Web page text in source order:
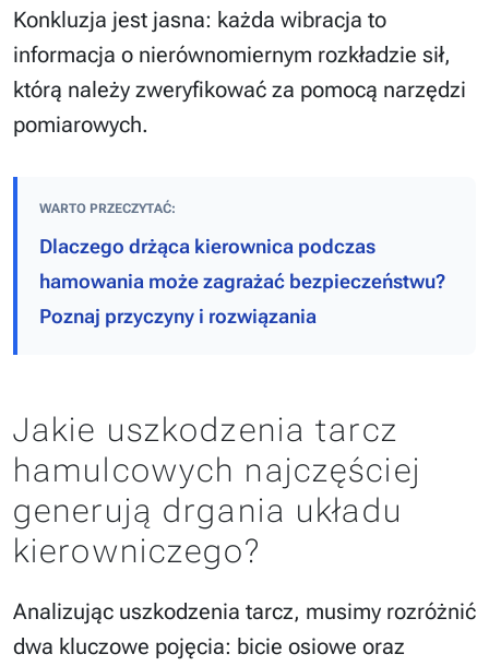
Konkluzja jest jasna: każda wibracja to
informacja o nierównomiernym rozkładzie sił,
którą należy zweryfikować za pomocą narzędzi
pomiarowych.
WARTO PRZECZYTAĆ:
Dlaczego drżąca kierownica podczas
hamowania może zagrażać bezpieczeństwu?
Poznaj przyczyny i rozwiązania
Jakie uszkodzenia tarcz
hamulcowych najczęściej
generują drgania układu
kierowniczego?
Analizując uszkodzenia tarcz, musimy rozróżnić
dwa kluczowe pojęcia: bicie osiowe oraz